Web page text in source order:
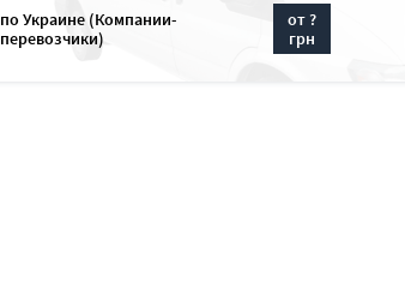
по Украине (Компании-
перевозчики)
от ?
грн